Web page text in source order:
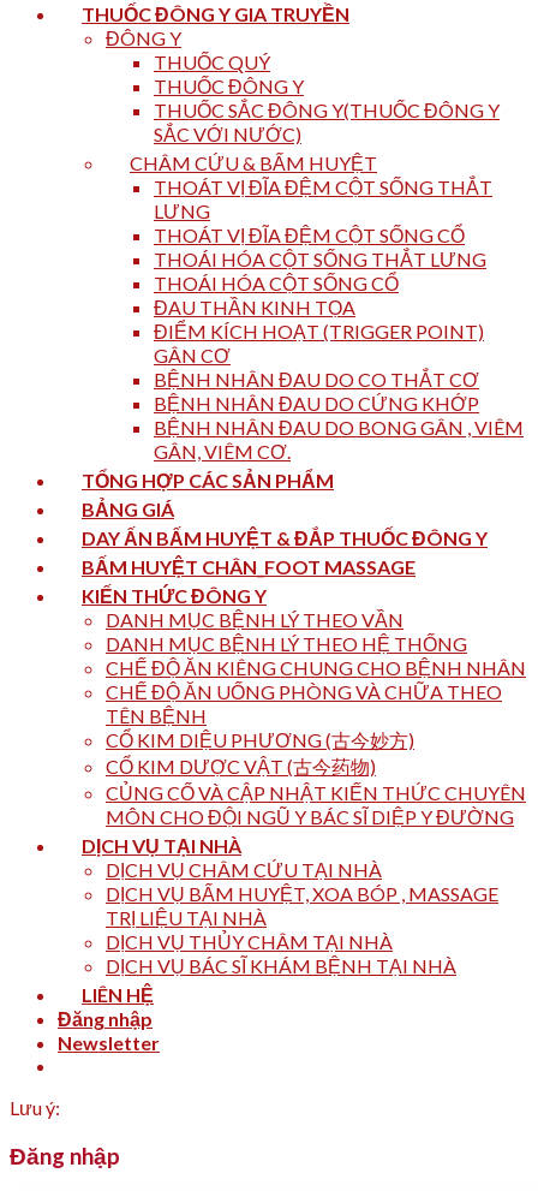
THUỐC ĐÔNG Y GIA TRUYỀN
ĐÔNG Y
THUỐC QUÝ
THUỐC ĐÔNG Y
THUỐC SẮC ĐÔNG Y(THUỐC ĐÔNG Y
SẮC VỚI NƯỚC)
CHÂM CỨU & BẤM HUYỆT
THOÁT VỊ ĐĨA ĐỆM CỘT SỐNG THẮT
LƯNG
THOÁT VỊ ĐĨA ĐỆM CỘT SỐNG CỔ
THOÁI HÓA CỘT SỐNG THẮT LƯNG
THOÁI HÓA CỘT SỐNG CỔ
ĐAU THẦN KINH TỌA
ĐIỂM KÍCH HOẠT (TRIGGER POINT)
GÂN CƠ
BỆNH NHÂN ĐAU DO CO THẮT CƠ
BỆNH NHÂN ĐAU DO CỨNG KHỚP
BỆNH NHÂN ĐAU DO BONG GÂN , VIÊM
GÂN, VIÊM CƠ.
TỔNG HỢP CÁC SẢN PHẨM
BẢNG GIÁ
DAY ẤN BẤM HUYỆT & ĐẮP THUỐC ĐÔNG Y
BẤM HUYỆT CHÂN_FOOT MASSAGE
KIẾN THỨC ĐÔNG Y
DANH MỤC BỆNH LÝ THEO VẦN
DANH MỤC BỆNH LÝ THEO HỆ THỐNG
CHẾ ĐỘ ĂN KIÊNG CHUNG CHO BỆNH NHÂN
CHẾ ĐỘ ĂN UỐNG PHÒNG VÀ CHỮA THEO
TÊN BỆNH
CỔ KIM DIỆU PHƯƠNG (古今妙方)
CỔ KIM DƯỢC VẬT (古今药物)
CỦNG CỐ VÀ CẬP NHẬT KIẾN THỨC CHUYÊN
MÔN CHO ĐỘI NGŨ Y BÁC SĨ DIỆP Y ĐƯỜNG
DỊCH VỤ TẠI NHÀ
DỊCH VỤ CHÂM CỨU TẠI NHÀ
DỊCH VỤ BẤM HUYỆT, XOA BÓP , MASSAGE
TRỊ LIỆU TẠI NHÀ
DỊCH VỤ THỦY CHÂM TẠI NHÀ
DỊCH VỤ BÁC SĨ KHÁM BỆNH TẠI NHÀ
LIÊN HỆ
Đăng nhập
Newsletter
Lưu ý:
Đăng nhập